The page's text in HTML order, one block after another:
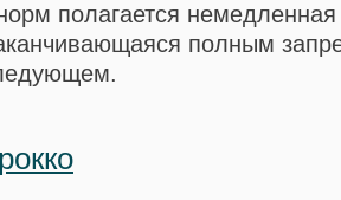
полагается
полным